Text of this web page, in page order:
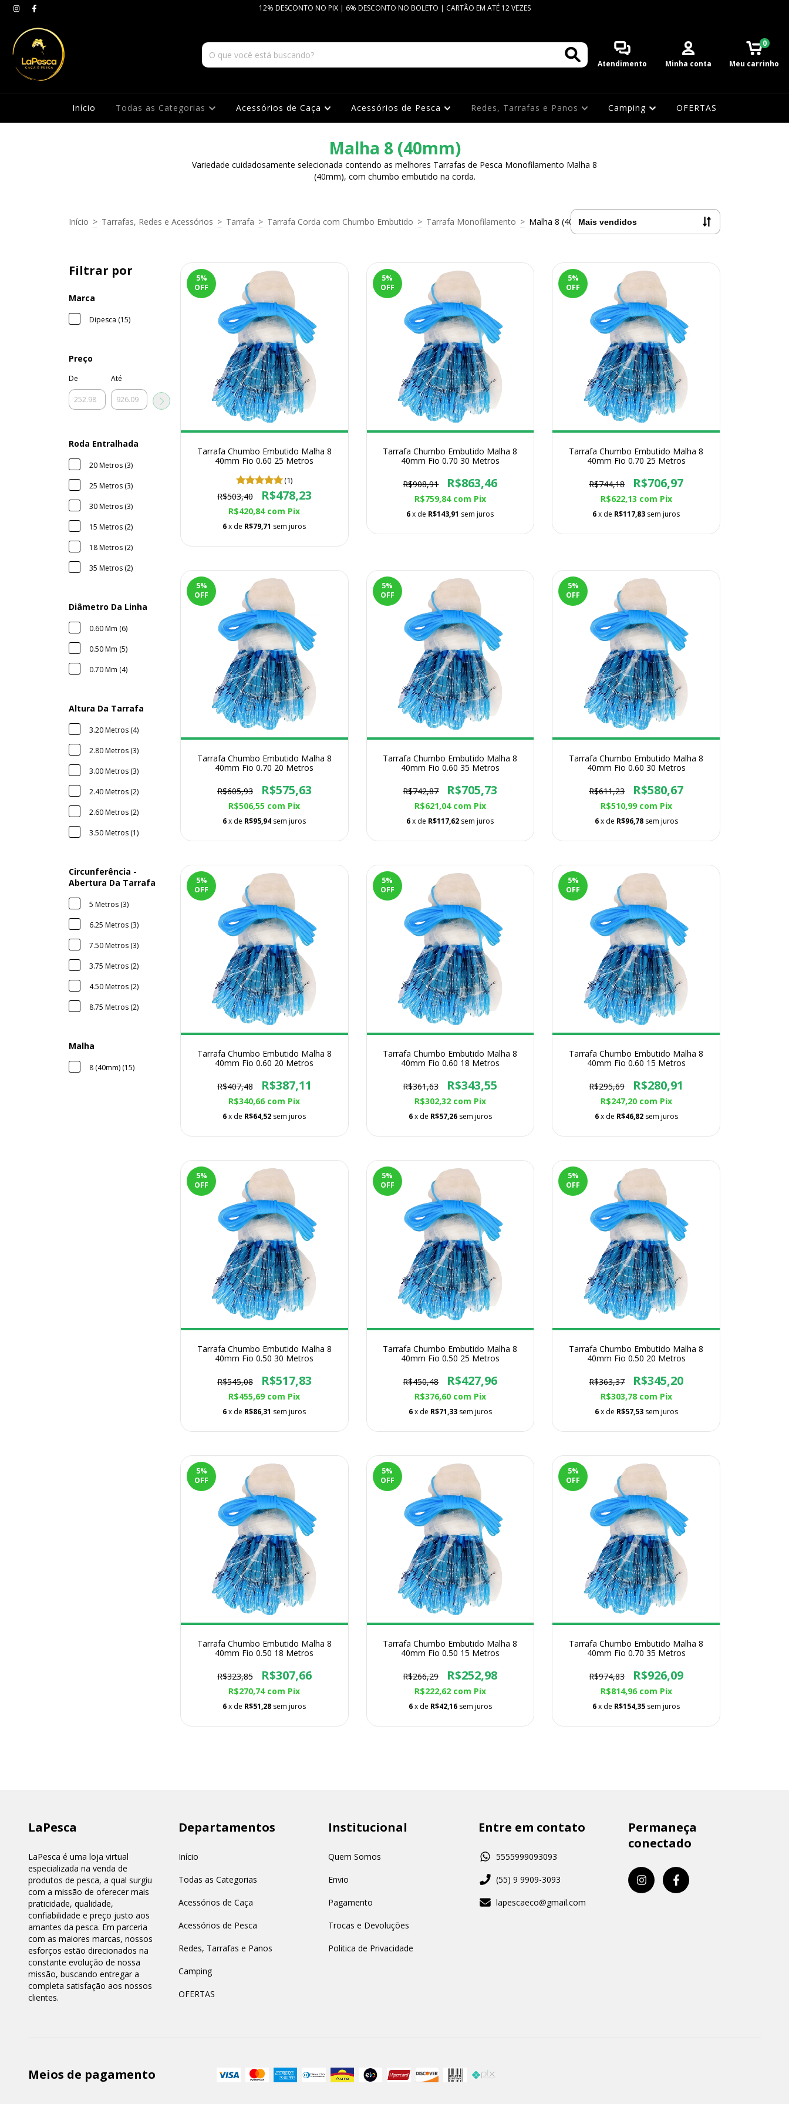
12% DESCONTO NO PIX | 6% DESCONTO NO BOLETO | CARTÃO EM ATÉ 12 VEZES
Atendimento Minha conta Meu carrinho
0
Início Todas as Categorias Acessórios de Caça Acessórios de Pesca Redes, Tarrafas e Panos Camping OFERTAS
Malha 8 (40mm)
Variedade cuidadosamente selecionada contendo as melhores Tarrafas de Pesca Monofilamento Malha 8
(40mm), com chumbo embutido na corda.
Início > Tarrafas, Redes e Acessórios > Tarrafa > Tarrafa Corda com Chumbo Embutido > Tarrafa Monofilamento > Malha 8 (40mm)
Filtrar por
Marca
Dipesca (15)
Preço
De Até
Roda Entralhada
20 Metros (3)
25 Metros (3)
30 Metros (3)
15 Metros (2)
18 Metros (2)
35 Metros (2)
Diâmetro Da Linha
0.60 Mm (6)
0.50 Mm (5)
0.70 Mm (4)
Altura Da Tarrafa
3.20 Metros (4)
2.80 Metros (3)
3.00 Metros (3)
2.40 Metros (2)
2.60 Metros (2)
3.50 Metros (1)
Circunferência -
Abertura Da Tarrafa
5 Metros (3)
6.25 Metros (3)
7.50 Metros (3)
3.75 Metros (2)
4.50 Metros (2)
8.75 Metros (2)
Malha
8 (40mm) (15)
5%
OFF
Tarrafa Chumbo Embutido Malha 8
40mm Fio 0.60 25 Metros
(1)
R$503,40 R$478,23
R$420,84 com Pix
6x de R$79,71 sem juros
5%
OFF
Tarrafa Chumbo Embutido Malha 8
40mm Fio 0.70 30 Metros
R$908,91 R$863,46
R$759,84 com Pix
6 x de R$143,91 sem juros
5%
OFF
Tarrafa Chumbo Embutido Malha 8
40mm Fio 0.70 25 Metros
R$744,18 R$706,97
R$622,13 com Pix
6x de R$117,83 sem juros
5%
OFF
Tarrafa Chumbo Embutido Malha 8
40mm Fio 0.70 20 Metros
R$605,93 R$575,63
R$506,55 com Pix
6x de R$95,94 sem juros
5%
OFF
Tarrafa Chumbo Embutido Malha 8
40mm Fio 0.60 35 Metros
R$742,87 R$705,73
R$621,04 com Pix
6 x de R$117,62 sem juros
5%
OFF
Tarrafa Chumbo Embutido Malha 8
40mm Fio 0.60 30 Metros
R$611,23 R$580,67
R$510,99 com Pix
6x de R$96,78 sem juros
5%
OFF
Tarrafa Chumbo Embutido Malha 8
40mm Fio 0.60 20 Metros
R$407,48 R$387,11
R$340,66 com Pix
6x de R$64,52 sem juros
5%
OFF
Tarrafa Chumbo Embutido Malha 8
40mm Fio 0.60 18 Metros
R$361,63 R$343,55
R$302,32 com Pix
6x de R$57,26 sem juros
5%
OFF
Tarrafa Chumbo Embutido Malha 8
40mm Fio 0.60 15 Metros
R$295,69 R$280,91
R$247,20 com Pix
6x de R$46,82 sem juros
5%
OFF
Tarrafa Chumbo Embutido Malha 8
40mm Fio 0.50 30 Metros
R$545,08 R$517,83
R$455,69 com Pix
6x de R$86,31 sem juros
5%
OFF
Tarrafa Chumbo Embutido Malha 8
40mm Fio 0.50 25 Metros
R$450,48 R$427,96
R$376,60 com Pix
6x de R$71,33 sem juros
5%
OFF
Tarrafa Chumbo Embutido Malha 8
40mm Fio 0.50 20 Metros
R$363,37 R$345,20
R$303,78 com Pix
6x de R$57,53 sem juros
5%
OFF
Tarrafa Chumbo Embutido Malha 8
40mm Fio 0.50 18 Metros
R$323,85 R$307,66
R$270,74 com Pix
6x de R$51,28 sem juros
5%
OFF
Tarrafa Chumbo Embutido Malha 8
40mm Fio 0.50 15 Metros
R$266,29 R$252,98
R$222,62 com Pix
6x de R$42,16 sem juros
5%
OFF
Tarrafa Chumbo Embutido Malha 8
40mm Fio 0.70 35 Metros
R$974,83 R$926,09
R$814,96 com Pix
6x de R$154,35 sem juros
LaPesca
LaPesca é uma loja virtual
especializada na venda de
produtos de pesca, a qual surgiu
com a missão de oferecer mais
praticidade, qualidade,
confiabilidade e preço justo aos
amantes da pesca. Em parceria
com as maiores marcas, nossos
esforços estão direcionados na
constante evolução de nossa
missão, buscando entregar a
completa satisfação aos nossos
clientes.
Departamentos
Início
Todas as Categorias
Acessórios de Caça
Acessórios de Pesca
Redes, Tarrafas e Panos
Camping
OFERTAS
Institucional
Quem Somos
Envio
Pagamento
Trocas e Devoluções
Politica de Privacidade
Entre em contato
5555999093093
(55) 9 9909-3093
lapescaeco@gmail.com
Permaneça
conectado
Meios de pagamento